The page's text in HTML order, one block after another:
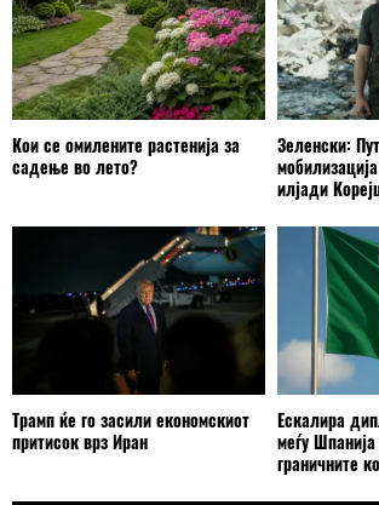
Кои се омилените растенија за
садење во лето?
Зеленски:
илјади
Трамп ќе го засили економскиот
притисок врз Иран
Ескалира
меѓу
граничните